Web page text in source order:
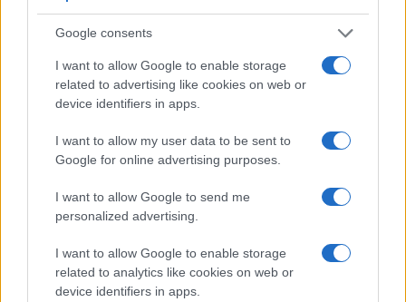
Google consents
I want to allow Google to enable storage
related to advertising like cookies on web or
device identifiers in apps.
I want to allow my user data to be sent to
Google for online advertising purposes.
I want to allow Google to send me
personalized advertising.
I want to allow Google to enable storage
related to analytics like cookies on web or
device identifiers in apps.
PEOPLE
Chiara Ferragni senza trucco: riflessioni su autenticità
e benessere
Camilla Fiore · 8 Ago 2026